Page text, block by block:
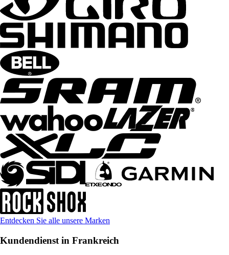
Entdecken Sie alle unsere Marken
Kundendienst in Frankreich